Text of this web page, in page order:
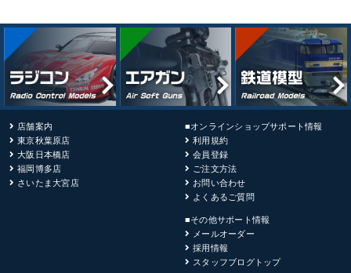
店舗案内
東京秋葉原店
大阪日本橋店
福岡博多店
さいたま大宮店
■オンラインショップサポート情報
利用規約
会員登録
ご注文方法
お問い合わせ
よくあるご質問
■その他サポート情報
メールオーダー
採用情報
スタッフブログトップ